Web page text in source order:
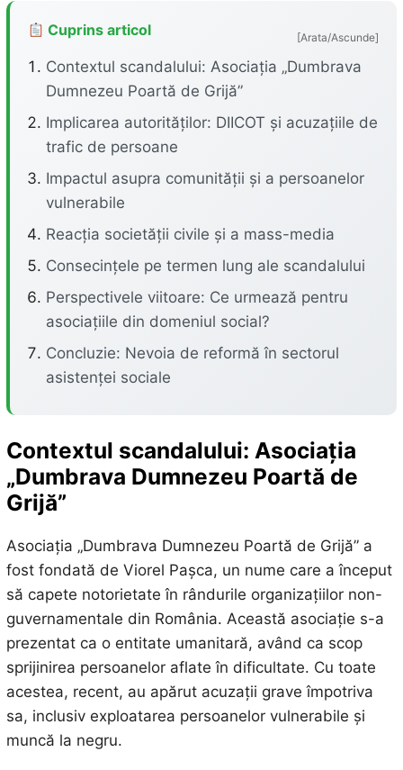
Cuprins articol [Arata/Ascunde]
Contextul scandalului: Asociația „Dumbrava
Dumnezeu Poartă de Grijă”
Implicarea autorităților: DIICOT și acuzațiile de
trafic de persoane
Impactul asupra comunității și a persoanelor
vulnerabile
Reacția societății civile și a mass-media
Consecințele pe termen lung ale scandalului
Perspectivele viitoare: Ce urmează pentru
asociațiile din domeniul social?
Concluzie: Nevoia de reformă în sectorul
asistenței sociale
Contextul scandalului: Asociația
„Dumbrava Dumnezeu Poartă de
Grijă”
Asociația „Dumbrava Dumnezeu Poartă de Grijă” a
fost fondată de Viorel Pașca, un nume care a început
să capete notorietate în rândurile organizațiilor non-
guvernamentale din România. Această asociație s-a
prezentat ca o entitate umanitară, având ca scop
sprijinirea persoanelor aflate în dificultate. Cu toate
acestea, recent, au apărut acuzații grave împotriva
sa, inclusiv exploatarea persoanelor vulnerabile și
muncă la negru.